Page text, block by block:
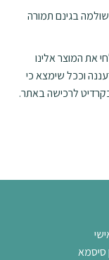
שולמה בגינם תמורה
את המוצר אלינו
לכתובת נעמי שמר 24, דירה 4, רעננה וככל שימצא כי
לרכישה באתר.
סיסמא